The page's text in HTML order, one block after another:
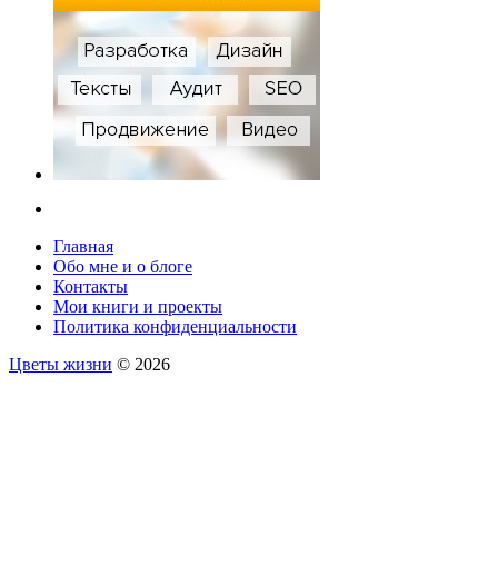
Главная
Обо мне и о блоге
Контакты
Мои книги и проекты
Политика конфиденциальности
Цветы жизни © 2026